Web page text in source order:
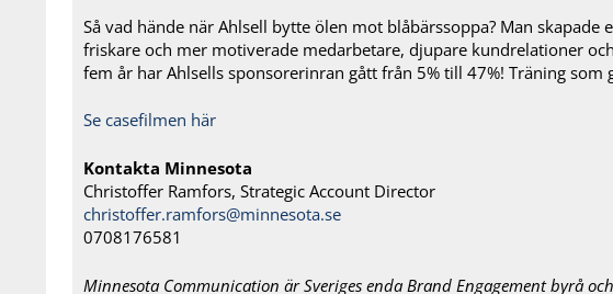
Så vad hände när Ahlsell bytte ölen mot blåbärssoppa? Man skapade
friskare och mer motiverade medarbetare, djupare kundrelationer
fem år har Ahlsells sponsorerinran gått från 5% till 47%! Träning som
Se casefilmen här
Kontakta Minnesota
Christoffer Ramfors, Strategic Account Director
christoffer.ramfors@minnesota.se
0708176581
Minnesota Communication är Sveriges enda Brand Engagement byrå